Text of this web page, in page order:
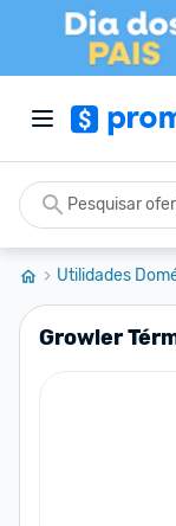
Utilidades
Growler